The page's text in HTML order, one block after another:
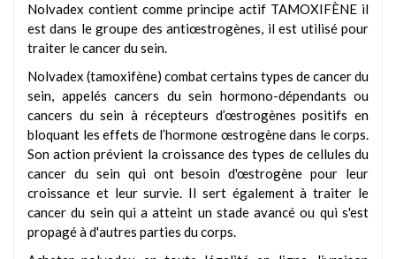
Nolvadex contient comme principe actif TAMOXIFÈNE il
est dans le groupe des antiœstrogènes, il est utilisé pour
traiter le cancer du sein.
Nolvadex (tamoxifène) combat certains types de cancer du
sein, appelés cancers du sein hormono-dépendants ou
cancers du sein à récepteurs d’œstrogènes positifs en
bloquant les effets de l’hormone œstrogène dans le corps.
Son action prévient la croissance des types de cellules du
cancer du sein qui ont besoin d'œstrogène pour leur
croissance et leur survie. Il sert également à traiter le
cancer du sein qui a atteint un stade avancé ou qui s'est
propagé à d'autres parties du corps.